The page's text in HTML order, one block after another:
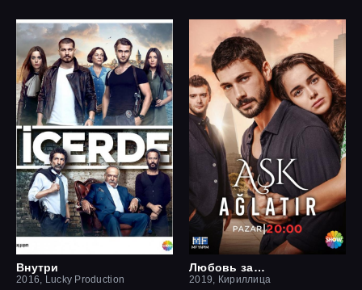
Внутри
2016, Lucky Production
Любовь заставит плакать
2019, Кириллица